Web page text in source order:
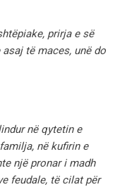
prirja e së
të maces, unë do
në qytetin e
në kufirin e
një pronar i madh
feudale, të cilat për